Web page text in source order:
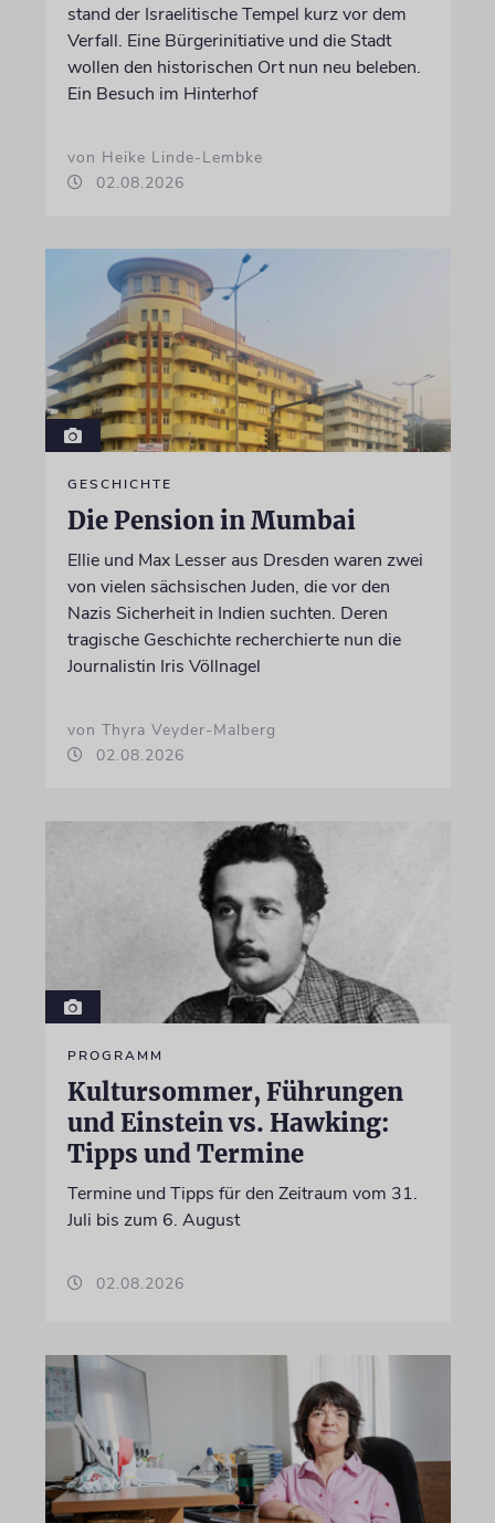
stand der Israelitische Tempel kurz vor dem
Verfall. Eine Bürgerinitiative und die Stadt
wollen den historischen Ort nun neu beleben.
Ein Besuch im Hinterhof
von Heike Linde-Lembke
02.08.2026
GESCHICHTE
Die Pension in Mumbai
Ellie und Max Lesser aus Dresden waren zwei
von vielen sächsischen Juden, die vor den
Nazis Sicherheit in Indien suchten. Deren
tragische Geschichte recherchierte nun die
Journalistin Iris Völlnagel
von Thyra Veyder-Malberg
02.08.2026
PROGRAMM
Kultursommer, Führungen
und Einstein vs. Hawking:
Tipps und Termine
Termine und Tipps für den Zeitraum vom 31.
Juli bis zum 6. August
02.08.2026